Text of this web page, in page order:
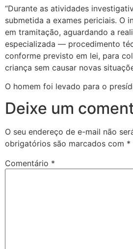
“Durante as atividades
submetida a exames periciais. O
em tramitação, aguardando a
especializada — procedimento
conforme previsto em lei, para
criança sem causar novas
O homem foi levado para o
Deixe um
O seu endereço de e-mail não
obrigatórios são marcados com *
Comentário *